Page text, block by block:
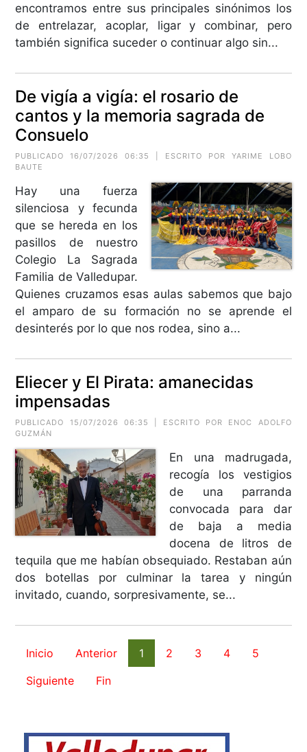
encontramos entre sus principales sinónimos los
de entrelazar, acoplar, ligar y combinar, pero
también significa suceder o continuar algo sin...
De vigía a vigía: el rosario de
cantos y la memoria sagrada de
Consuelo
PUBLICADO 16/07/2026 06:35 | ESCRITO POR YARIME LOBO
BAUTE
Hay una fuerza
silenciosa y fecunda
que se hereda en los
pasillos de nuestro
Colegio La Sagrada
Familia de Valledupar.
Quienes cruzamos esas aulas sabemos que bajo
el amparo de su formación no se aprende el
desinterés por lo que nos rodea, sino a...
Eliecer y El Pirata: amanecidas
impensadas
PUBLICADO 15/07/2026 06:35 | ESCRITO POR ENOC ADOLFO
GUZMÁN
En una madrugada,
recogía los vestigios
de una parranda
convocada para dar
de baja a media
docena de litros de
tequila que me habían obsequiado. Restaban aún
dos botellas por culminar la tarea y ningún
invitado, cuando, sorpresivamente, se...
Inicio Anterior 1 2 3 4
5
Siguiente
Fin